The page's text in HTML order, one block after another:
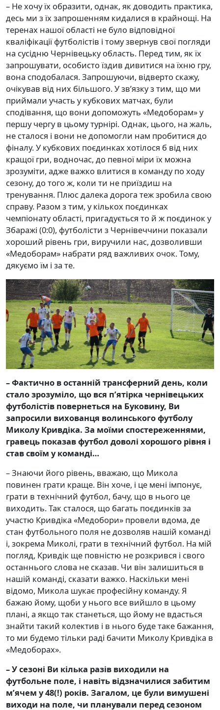
– Не хочу їх образити, однак, як доводить практика,
десь ми з їх запрошенням кидалися в крайнощі. На
теренах нашої області не було відповідної
кваліфікації футболістів і тому звернув свої погляди
на сусідню Чернівецьку область. Перед тим, як їх
запрошувати, особисто їздив дивитися на їхню гру,
вона сподобалася. Запрошуючи, відверто скажу,
очікував від них більшого. У зв’язку з тим, що ми
приймали участь у кубкових матчах, були
сподівання, що вони допоможуть «Медоборам» у
першу чергу в цьому турнірі. Однак, цього, на жаль,
не сталося і вони не допомогли нам пробитися до
фіналу. У кубкових поєдинках хотілося б від них
кращої гри, водночас, до певної міри їх можна
зрозуміти, адже важко влитися в команду по ходу
сезону, до того ж, коли ти не приїздиш на
тренування. Плюс далека дорога теж зробила свою
справу. Разом з тим, у кількох поєдинках
чемпіонату області, пригадується то й ж поєдинок у
Збаражі (0:0), футболісти з Чернівеччини показали
хороший рівень гри, виручили нас, дозволивши
«Медоборам» набрати ряд важливих очок. Тому,
дякуємо їм і за те.
– Фактично в останній трансферний день, коли
стало зрозуміло, що вся п’ятірка чернівецьких
футболістів повернеться на Буковину, Ви
запросили вихованця волинського футболу
Миколу Кривдіка. За моїми спостереженнями,
гравець показав футбол доволі хорошого рівня і
став своїм у команді…
– Знаючи його рівень, вважаю, що Микола
повинен грати краще. Він хоче, і це мені імпонує,
грати в технічний футбол, бачу, що в нього це
виходить. Так сталося, що багать поєдинків за
участю Кривдіка «Медобори» провели вдома, де
стан футбольного поля не дозволяв нашій команді
і, зокрема Миколі, грати в технічний футбол. На мій
погляд, Кривдік ще повністю не розкрився і свого
останнього слова не сказав. Чи він залишиться в
нашій команді, сказати важко. Наскільки мені
відомо, Микола шукає професійну команду. Я
бажаю йому, щоби у нього все вийшло в цьому
плані, а якщо так станеться, що йому не вдасться
знайти такий колектив і в нього буде таке бажання,
то ми будемо тільки раді бачити Миколу Кривдіка в
«Медоборах».
– У сезоні Ви кілька разів виходили на
футбольне поле, і навіть відзначилися забитим
м’ячем у 48(!) років. Загалом, це були вимушені
виходи на поле, чи планували перед сезоном